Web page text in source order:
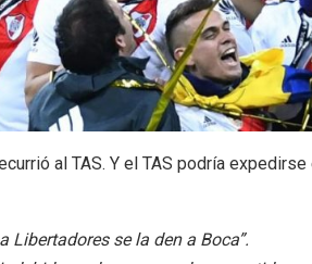
al TAS. Y el TAS podría
Libertadores se la den a Boca”.